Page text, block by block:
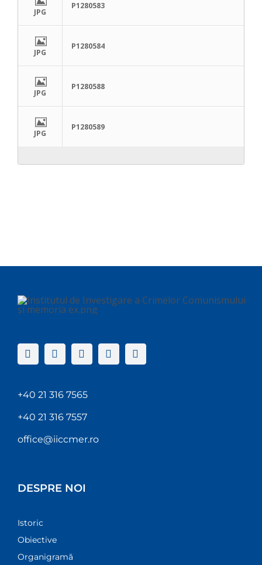
JPG
P1280583
JPG
P1280584
JPG
P1280588
JPG
P1280589
+40 21 316 7565
+40 21 316 7557
office@iiccmer.ro
DESPRE NOI
Istoric
Obiective
Organigramă